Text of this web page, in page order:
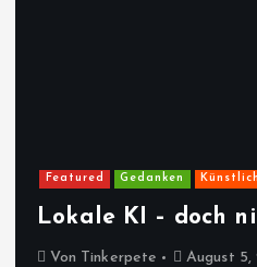
Featured Gedanken
Lokale KI – doch
Von Tinkerpete August 5,